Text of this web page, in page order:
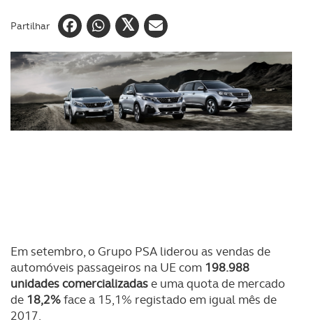
Partilhar
Em setembro, o Grupo PSA liderou as vendas de
automóveis passageiros na UE com 198.988
unidades comercializadase uma quota de mercado
de 18,2%face a 15,1% registado em igual mês de
2017.